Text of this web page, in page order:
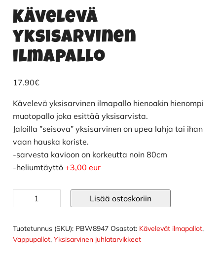
Kävelevä
yksisarvinen
ilmapallo
17.90€
Kävelevä yksisarvinen ilmapallo hienoakin hienompi
muotopallo joka esittää yksisarvista.
Jaloilla ”seisova” yksisarvinen on upea lahja tai ihan
vaan hauska koriste.
-sarvesta kavioon on korkeutta noin 80cm
-heliumtäyttö +3,00 eur
Kävelevä
yksisarvinen
määrä
Lisää ostoskoriin
Tuotetunnus (SKU): PBW8947 Osastot: Kävelevät ilmapallot,
Vappupallot, Yksisarvinen juhlatarvikkeet